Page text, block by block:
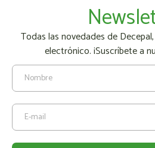
Todas las novedades de
electrónico. ¡Suscríbete a